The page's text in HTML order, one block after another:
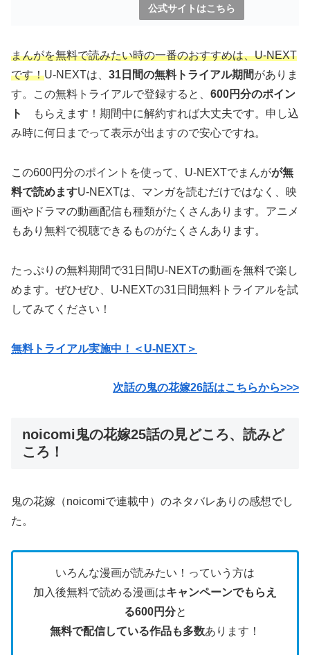
公式サイトはこちら
まんがを無料で読みたい時の一番のおすすめは、U-NEXT
です！U-NEXTは、 31日間の無料トライアル期間がありま
す。この無料トライアルで登録すると、 600円分のポイン
ト
もらえます！期間中に解約すれば大丈夫です。申し込
み時に何日までって表示が出ますので安心ですね。
この600円分のポイントを使って、U-NEXTでまんがが無
料で読めますU-NEXTは、マンガを読むだけではなく、映
画やドラマの動画配信も種類がたくさんあります。アニメ
もあり無料で視聴できるものがたくさんあります。
たっぷりの無料期間で31日間U-NEXTの動画を無料で楽し
めます。ぜひぜひ、U-NEXTの31日間無料トライアルを試
してみてください！
無料トライアル実施中！＜U-NEXT＞
次話の鬼の花嫁26話はこちらから>>>
noicomi鬼の花嫁25話の見どころ、読みど
ころ！
鬼の花嫁（noicomiで連載中）のネタバレありの感想でし
た。
いろんな漫画が読みたい！っていう方は
加入後無料で読める漫画はキャンペーンでもらえ
る600円分と
無料で配信している作品も多数あります！